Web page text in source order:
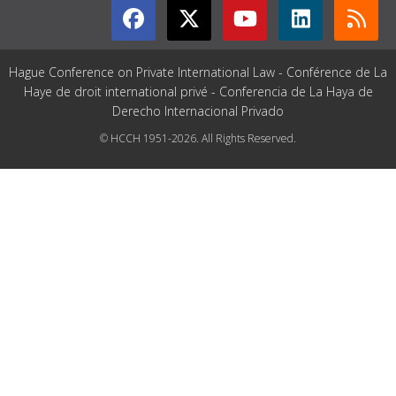
Hague Conference on Private International Law - Conférence de La
Haye de droit international privé - Conferencia de La Haya de
Derecho Internacional Privado
© HCCH 1951-2026. All Rights Reserved.